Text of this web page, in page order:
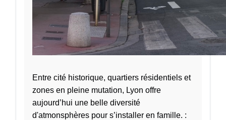
Entre cité historique, quartiers résidentiels et
zones en pleine mutation, Lyon offre
aujourd’hui une belle diversité
d'atmonsphères pour s’installer en famille. :